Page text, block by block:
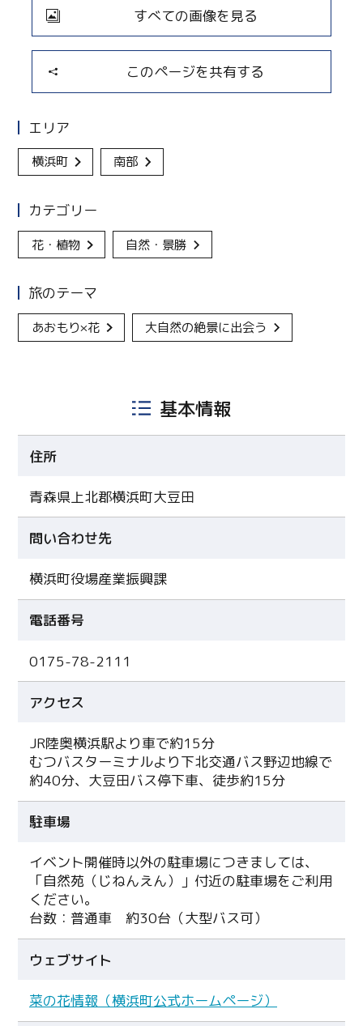
すべての画像を見る
このページを共有する
エリア
横浜町 南部
カテゴリー
花・植物 自然・景勝
旅のテーマ
あおもり×花 大自然の絶景に出会う
基本情報
住所
青森県上北郡横浜町大豆田
問い合わせ先
横浜町役場産業振興課
電話番号
0175-78-2111
アクセス
JR陸奥横浜駅より車で約15分
むつバスターミナルより下北交通バス野辺地線で
約40分、大豆田バス停下車、徒歩約15分
駐車場
イベント開催時以外の駐車場につきましては、
「自然苑（じねんえん）」付近の駐車場をご利用
ください。
台数：普通車 約30台（大型バス可）
ウェブサイト
菜の花情報（横浜町公式ホームページ）